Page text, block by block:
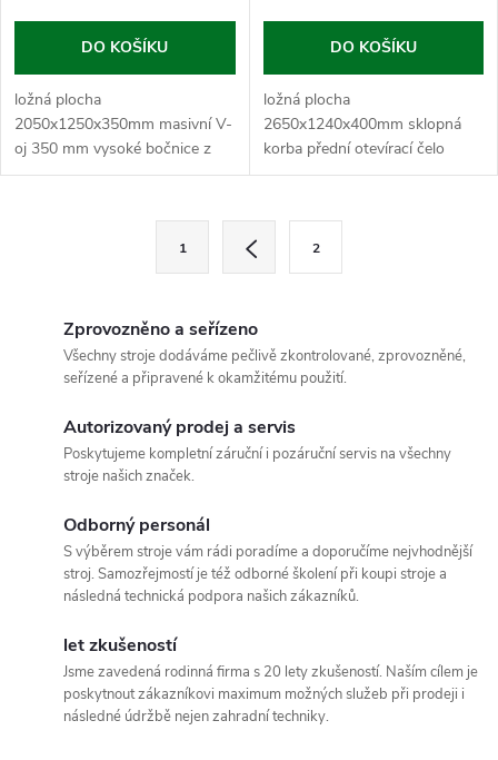
DO KOŠÍKU
ložná plocha
2050x1250x350mm masivní V-
oj 350 mm vysoké bočnice z
plechu s...
DO KOŠÍKU
ložná plocha
2650x1240x400mm sklopná
korba přední otevírací čelo
1 2
Zprovozněno a seřízeno
Všechny stroje dodáváme pečlivě zkontrolované, zprovozněné,
seřízené a připravené k okamžitému použití.
Autorizovaný prodej a servis
Poskytujeme kompletní záruční i pozáruční servis na všechny
stroje našich značek.
Odborný personál
S výběrem stroje vám rádi poradíme a doporučíme nejvhodnější
stroj. Samozřejmostí je též odborné školení při koupi stroje a
následná technická podpora našich zákazníků.
let zkušeností
Jsme zavedená rodinná firma s 20 lety zkušeností. Naším cílem je
poskytnout zákazníkovi maximum možných služeb při prodeji i
následné údržbě nejen zahradní techniky.